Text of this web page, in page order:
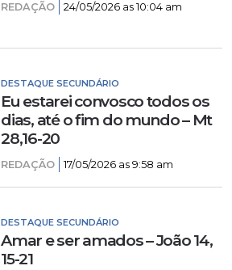
REDAÇÃO 24/05/2026 as 10:04 am
DESTAQUE SECUNDÁRIO
Eu estarei convosco todos os
dias, até o fim do mundo – Mt
28,16-20
REDAÇÃO 17/05/2026 as 9:58 am
DESTAQUE SECUNDÁRIO
Amar e ser amados – João 14,
15-21